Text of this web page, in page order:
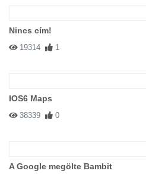
Nincs cím!
19314 1
IOS6 Maps
38339 0
A Google megölte Bambit